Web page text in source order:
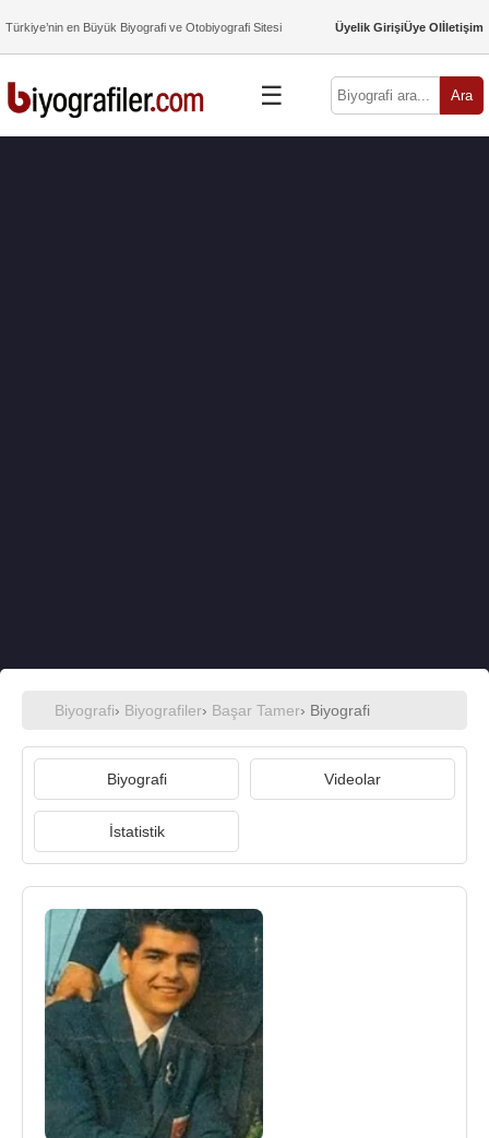
Türkiye’nin en Büyük Biyografi ve Otobiyografi Sitesi Üyelik GirişiÜye Olİletişim
☰ Ara
Biyografi› Biyografiler› Başar Tamer› Biyografi
Biyografi Videolar
İstatistik